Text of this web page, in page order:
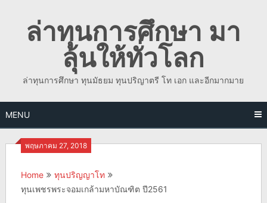
contentล่าทุนการศึกษา มา
ลุ้นให้ทั่วโลก
ล่าทุนการศึกษา ทุนมัธยม ทุนปริญาตรี โท เอก และอีกมากมาย
MENU
พฤษภาคม 27, 2018
Home
ทุนปริญญาโท
ทุนเพชรพระจอมเกล้ามหาบัณฑิต ปี2561